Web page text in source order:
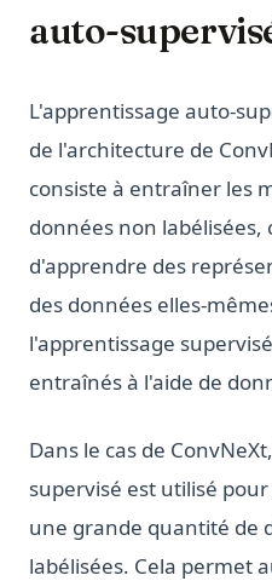
auto-
L'apprentissage auto-
de l'architecture de
consiste à entraîner les
données non
d'apprendre des
des données elles-
l'apprentissage
entraînés à l'aide de
Dans le cas de
supervisé est utilisé
une grande quantité de
labélisées. Cela permet